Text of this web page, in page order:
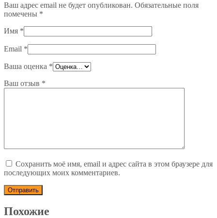
Ваш адрес email не будет опубликован. Обязательные поля
помечены *
Имя *
Email *
Ваша оценка *
Ваш отзыв *
Сохранить моё имя, email и адрес сайта в этом браузере для
последующих моих комментариев.
Похожие